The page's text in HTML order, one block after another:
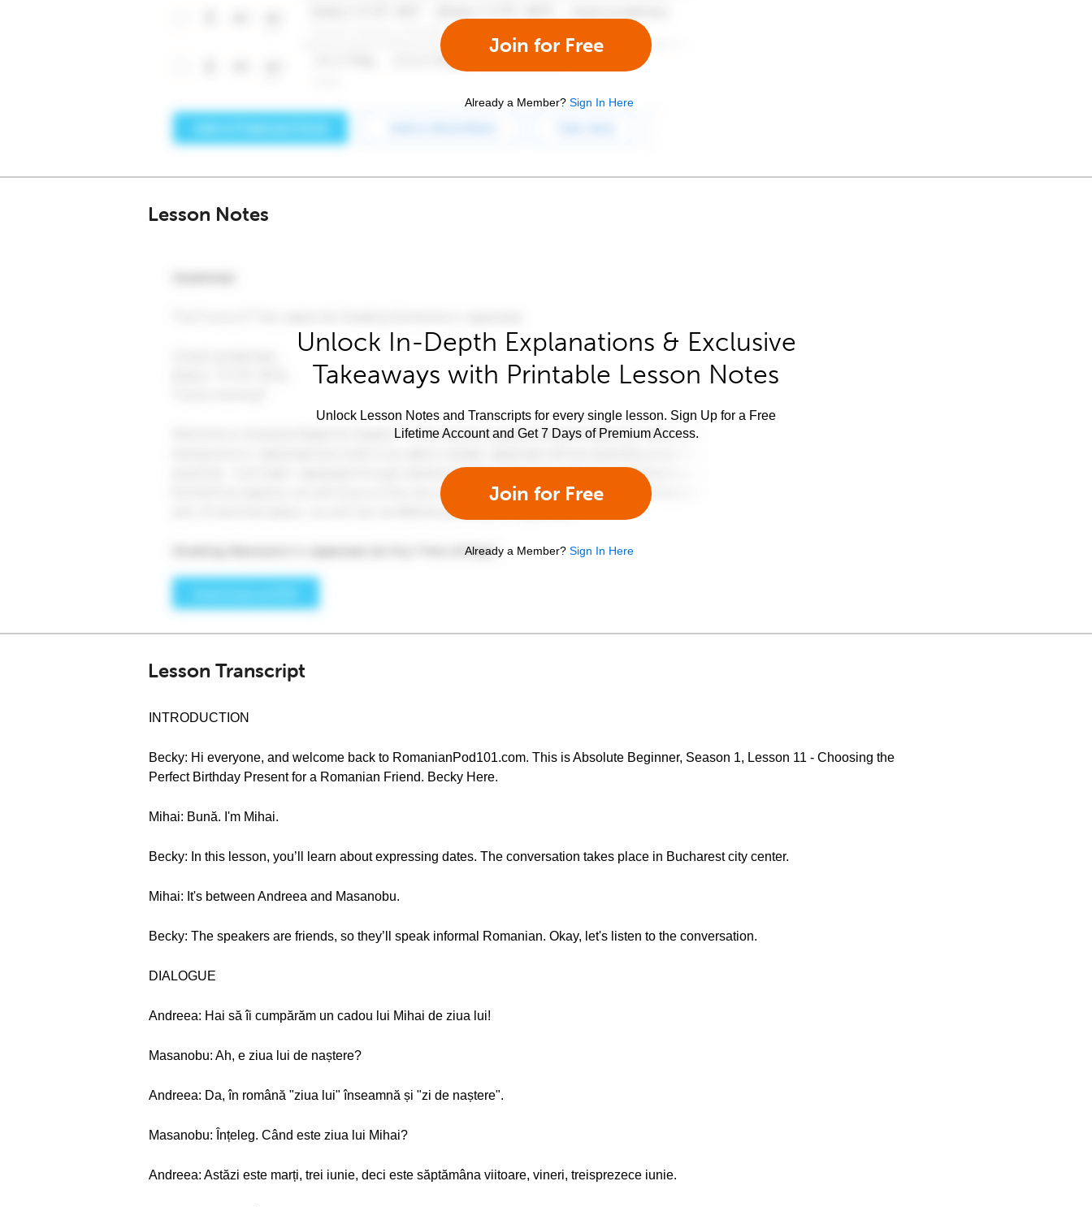
Join for Free
Already a Member? Sign In Here
Lesson Notes
Unlock In-Depth Explanations & Exclusive
Takeaways with Printable Lesson Notes
Unlock Lesson Notes and Transcripts for every single lesson. Sign Up for a Free
Lifetime Account and Get 7 Days of Premium Access.
Join for Free
Already a Member? Sign In Here
Lesson Transcript
INTRODUCTION
Becky: Hi everyone, and welcome back to RomanianPod101.com. This is Absolute Beginner, Season 1, Lesson 11 - Choosing the
Perfect Birthday Present for a Romanian Friend. Becky Here.
Mihai: Bună. I'm Mihai.
Becky: In this lesson, you’ll learn about expressing dates. The conversation takes place in Bucharest city center.
Mihai: It's between Andreea and Masanobu.
Becky: The speakers are friends, so they’ll speak informal Romanian. Okay, let's listen to the conversation.
DIALOGUE
Andreea: Hai să îi cumpărăm un cadou lui Mihai de ziua lui!
Masanobu: Ah, e ziua lui de naștere?
Andreea: Da, în română "ziua lui" înseamnă și "zi de naștere".
Masanobu: Înțeleg. Când este ziua lui Mihai?
Andreea: Astăzi este marți, trei iunie, deci este săptămâna viitoare, vineri, treisprezece iunie.